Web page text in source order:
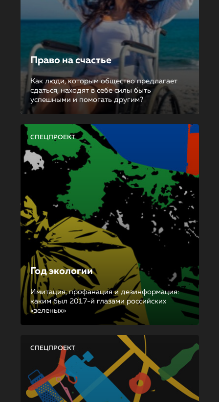
Право на счастье
Как люди, которым общество предлагает
сдаться, находят в себе силы быть
успешными и помогать другим?
СПЕЦПРОЕКТ
Год экологии
Имитация, профанация и дезинформация:
каким был 2017-й глазами российских
«зеленых»
СПЕЦПРОЕКТ